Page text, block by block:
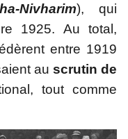
Nivharim), qui
1925. Au total,
entre 1919
au scrutin de
tout comme